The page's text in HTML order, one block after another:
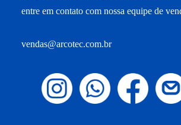
entre em contato com nossa equipe de
vendas@arcotec.com.br